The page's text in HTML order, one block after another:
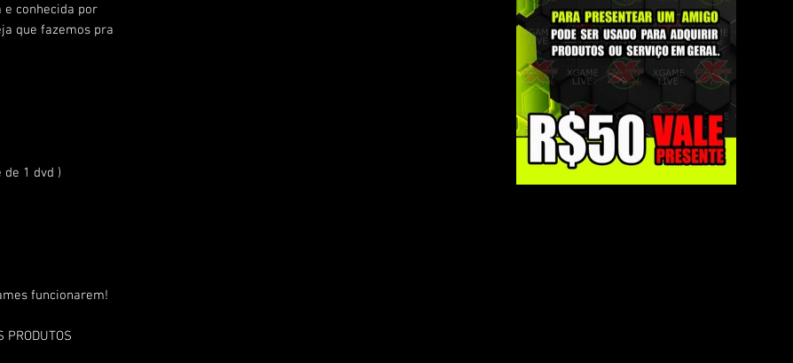
e conhecida por
que fazemos pra
de 1 dvd )
funcionarem!
PRODUTOS